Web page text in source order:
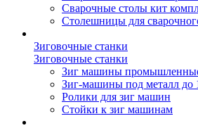
Сварочные столы кит
Столешницы для
Зиговочные станки
Зиговочные станки
Зиг машины
Зиг-машины под металл до
Ролики для зиг машин
Стойки к зиг машинам